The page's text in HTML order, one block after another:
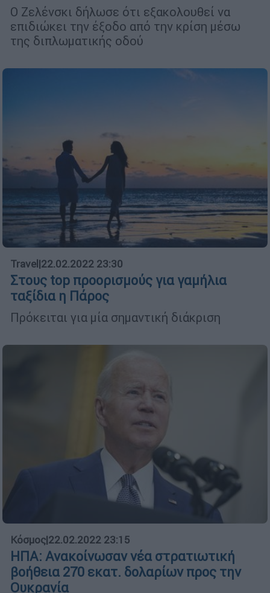
Ο Ζελένσκι δήλωσε ότι εξακολουθεί να
επιδιώκει την έξοδο από την κρίση μέσω
της διπλωματικής οδού
Travel|22.02.2022 23:30
Στους top προορισμούς για γαμήλια
ταξίδια η Πάρος
Πρόκειται για μία σημαντική διάκριση
Κόσμος|22.02.2022 23:15
ΗΠΑ: Ανακοίνωσαν νέα στρατιωτική
βοήθεια 270 εκατ. δολαρίων προς την
Ουκρανία